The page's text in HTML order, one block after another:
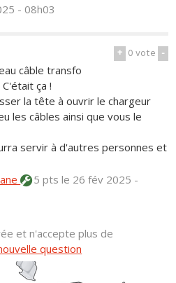
- 08h03
+ 0vote -
câble transfo
ça !
la tête à ouvrir le chargeur
les câbles ainsi que vous le
servir à d'autres personnes et
5 ptsle 26 fév 2025 -
et n'accepte plus de
question